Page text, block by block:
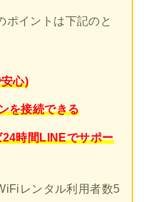
ポイントは下記のと
心)
を接続できる
24時間LINEでサポー
レンタル利用者数5